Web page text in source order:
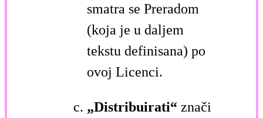
smatra se Preradom
(koja je u daljem
tekstu definisana) po
ovoj Licenci.
„Distribuirati“ znači